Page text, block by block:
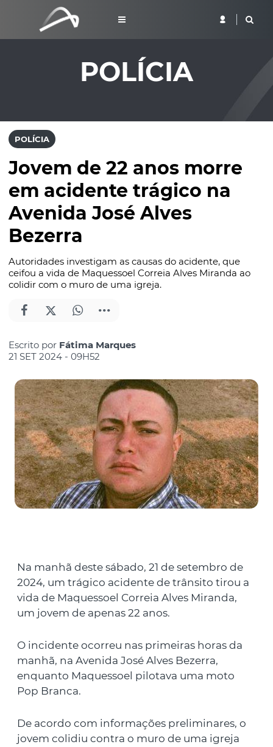
POLÍCIA
POLÍCIA
Jovem de 22 anos morre
em acidente trágico na
Avenida José Alves
Bezerra
Autoridades investigam as causas do acidente, que
ceifou a vida de Maquessoel Correia Alves Miranda ao
colidir com o muro de uma igreja.
Escrito por Fátima Marques
21 SET 2024 - 09H52
Na manhã deste sábado, 21 de setembro de
2024, um trágico acidente de trânsito tirou a
vida de Maquessoel Correia Alves Miranda,
um jovem de apenas 22 anos.
O incidente ocorreu nas primeiras horas da
manhã, na Avenida José Alves Bezerra,
enquanto Maquessoel pilotava uma moto
Pop Branca.
De acordo com informações preliminares, o
jovem colidiu contra o muro de uma igreja